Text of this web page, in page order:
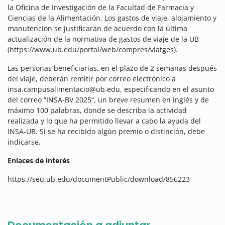
la Oficina de Investigación de la Facultad de Farmacia y
Ciencias de la Alimentación. Los gastos de viaje, alojamiento y
manutención se justificarán de acuerdo con la última
actualización de la normativa de gastos de viaje de la UB
(https://www.ub.edu/portal/web/compres/viatges).
Las personas beneficiarias, en el plazo de 2 semanas después
del viaje, deberán remitir por correo electrónico a
insa.campusalimentacio@ub.edu, especificando en el asunto
del correo “INSA-BV 2025”, un breve resumen en inglés y de
máximo 100 palabras, donde se describa la actividad
realizada y lo que ha permitido llevar a cabo la ayuda del
INSA-UB. Si se ha recibido algún premio o distinción, debe
indicarse.
Enlaces de interés
https://seu.ub.edu/documentPublic/download/856223